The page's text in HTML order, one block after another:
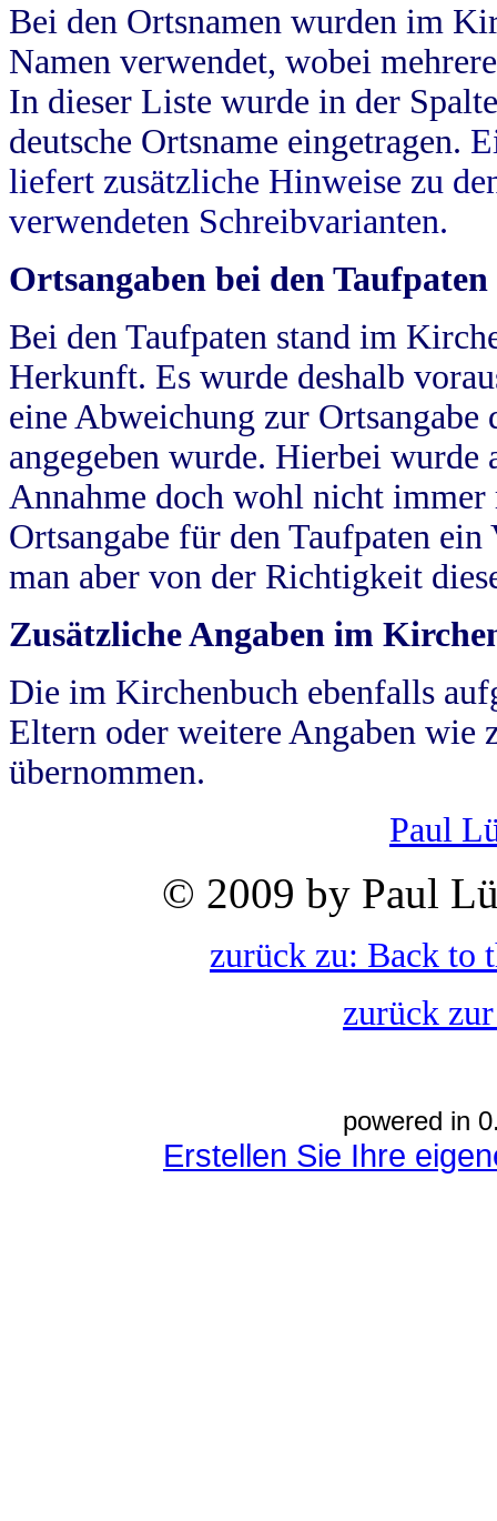
Bei den Ortsnamen wurden im
Namen verwendet, wobei
In dieser Liste wurde in der
deutsche Ortsname eingetragen.
liefert zusätzliche Hinweise zu
verwendeten Schreibvarianten.
Ortsangaben bei den Taufpaten
Bei den Taufpaten stand im
Herkunft. Es wurde deshalb
eine Abweichung zur
angegeben wurde. Hierbei wurde
Annahme doch wohl nicht
Ortsangabe für den Taufpaten
man aber von der Richtigkeit
Zusätzliche Angaben im
Die im Kirchenbuch ebenfalls
Eltern oder weitere Angaben wie
übernommen.
Paul
© 2009 by Paul
zurück zu: Back to
zurück
powered in
Erstellen Sie Ihre